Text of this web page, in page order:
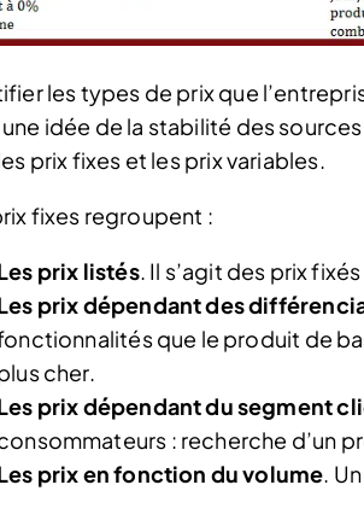
les types de prix que
idée de la stabilité des
prix fixes et les prix variables.
fixes regroupent :
prix listés. Il s’agit des prix
prix dépendant des
que le produit de
cher.
prix dépendant du segment
: recherche d’un
prix en fonction du volume.